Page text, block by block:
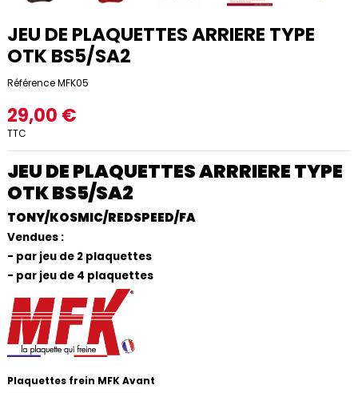
JEU DE PLAQUETTES ARRIERE TYPE
OTK BS5/SA2
RéférenceMFK05
29,00 €
TTC
JEU DE PLAQUETTES ARRRIERE TYPE
OTK BS5/SA2
TONY/KOSMIC/REDSPEED/FA
Vendues :
- par jeu de 2 plaquettes
- par jeu de 4 plaquettes
Plaquettes frein MFK Avant